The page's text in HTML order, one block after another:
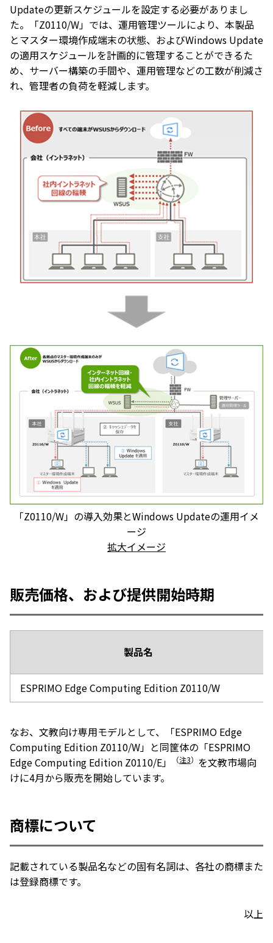
Updateの更新スケジュールを設定する必要がありまし
た。「Z0110/W」では、運用管理ツールにより、本製品
とマスター環境作成端末の状態、およびWindows Update
の適用スケジュールを計画的に管理することができるた
め、サーバー構築の手間や、運用管理などの工数が削減さ
れ、管理者の負荷を軽減します。
「Z0110/W」の導入効果とWindows Updateの運用イメ
ージ
拡大イメージ
販売価格、および提供開始時期
製品名
ESPRIMO Edge Computing Edition Z0110/W
なお、文教向け専用モデルとして、「ESPRIMO Edge
Computing Edition Z0110/W」と同筐体の「ESPRIMO
Edge Computing Edition Z0110/E」
（注3） を文教市場向
けに4月から販売を開始しています。
商標について
記載されている製品名などの固有名詞は、各社の商標また
は登録商標です。
以上